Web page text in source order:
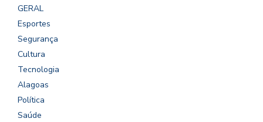
GERAL
Esportes
Segurança
Cultura
Tecnologia
Alagoas
Política
Saúde